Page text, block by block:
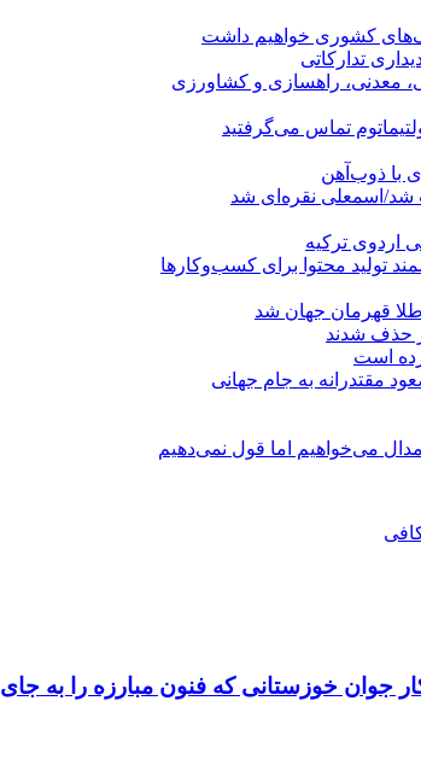
کشوری خواهیم داشت
تدارکاتی
معدنی، راهسازی و کشاورزی
تماس می‌گرفتید
با ذوب‌آهن
شد/اسمعلی نقره‌ای شد
اردوی ترکیه
محتوا برای کسب‌وکارها
قهرمان جهان شد
است
مقتدرانه به جام جهانی
می‌خواهیم اما قول نمی‌دهیم
جوان خوزستانی که فنون مبارزه را